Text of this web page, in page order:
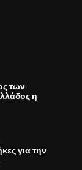
των
η
για την